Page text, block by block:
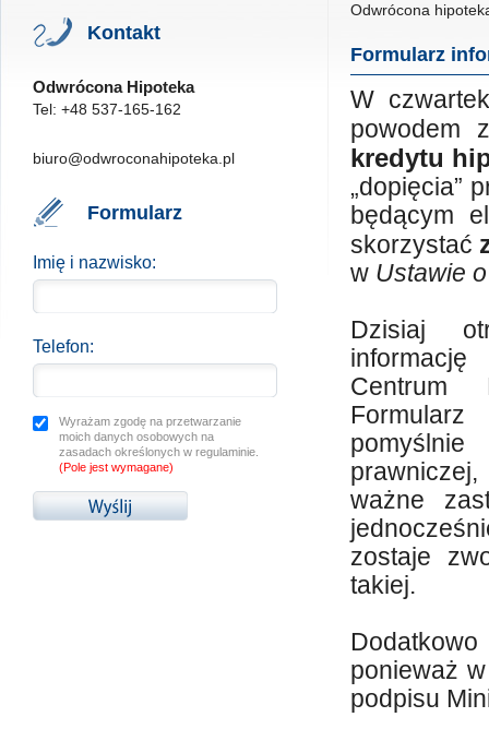
Kontakt
Odwrócona Hipoteka
Tel: +48 537-165-162
biuro@odwroconahipoteka.pl
Formularz
Imię i nazwisko:
Telefon:
Wyrażam zgodę na przetwarzanie
moich danych osobowych na
zasadach określonych w regulaminie.
(Pole jest wymagane)
Odwrócona
Formularz
W
powodem
kredytu
„dopięcia”
będącym
skorzystać
w Ustawie
Dzisiaj
Centrum
ważne
zostaje
takiej.
ponieważ
podpisu